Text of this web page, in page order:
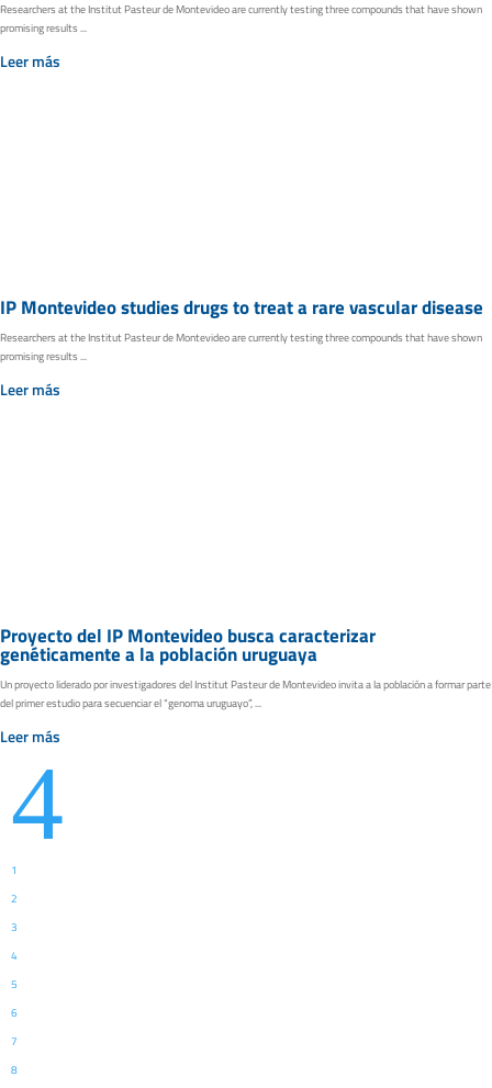
Researchers at the Institut Pasteur de Montevideo are currently testing three compounds that have shown
promising results ...
Leer más
IP Montevideo studies drugs to treat a rare vascular disease
Researchers at the Institut Pasteur de Montevideo are currently testing three compounds that have shown
promising results ...
Leer más
Proyecto del IP Montevideo busca caracterizar
genéticamente a la población uruguaya
Un proyecto liderado por investigadores del Institut Pasteur de Montevideo invita a la población a formar parte
del primer estudio para secuenciar el “genoma uruguayo”, ...
Leer más
4
1
2
3
4
5
6
7
8